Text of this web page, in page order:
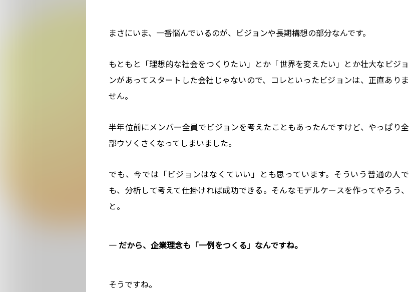
まさにいま、一番悩んでいるのが、ビジョンや長期構想の部分なんです。
もともと「理想的な社会をつくりたい」とか「世界を変えたい」とか壮大なビジョ
ンがあってスタートした会社じゃないので、コレといったビジョンは、正直ありま
せん。
半年位前にメンバー全員でビジョンを考えたこともあったんですけど、やっぱり全
部ウソくさくなってしまいました。
でも、今では「ビジョンはなくていい」とも思っています。そういう普通の人で
も、分析して考えて仕掛ければ成功できる。そんなモデルケースを作ってやろう、
と。
― だから、企業理念も「一例をつくる」なんですね。
そうですね。